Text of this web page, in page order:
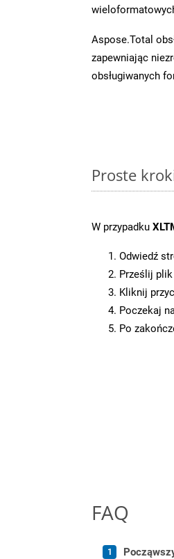
Aspose.Total
zapewniając
obsługiwanych
Proste
W przypadku
Odwiedź
Prześlij
Kliknij
Poczekaj
Po
FAQ